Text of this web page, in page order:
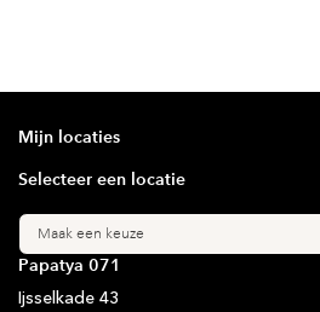
Mijn locaties
Selecteer een locatie
Maak een keuze
Papatya 071
Ijsselkade 43